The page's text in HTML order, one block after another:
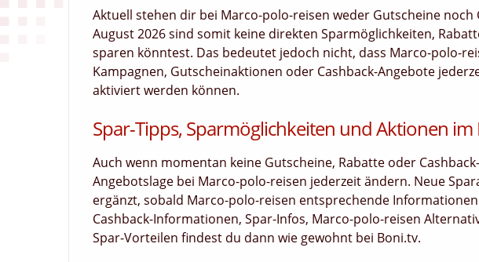
Aktuell stehen dir bei Marco-polo-reisen weder Gutscheine noch
August 2026 sind somit keine direkten Sparmöglichkeiten,
sparen könntest. Das bedeutet jedoch nicht, dass Marco-polo-
Kampagnen, Gutscheinaktionen oder Cashback-Angebote
aktiviert werden können.
Spar-Tipps, Sparmöglichkeiten und Aktionen im
Auch wenn momentan keine Gutscheine, Rabatte oder
Angebotslage bei Marco-polo-reisen jederzeit ändern. Neue
ergänzt, sobald Marco-polo-reisen entsprechende
Cashback-Informationen, Spar-Infos, Marco-polo-reisen
Spar-Vorteilen findest du dann wie gewohnt bei Boni.tv.